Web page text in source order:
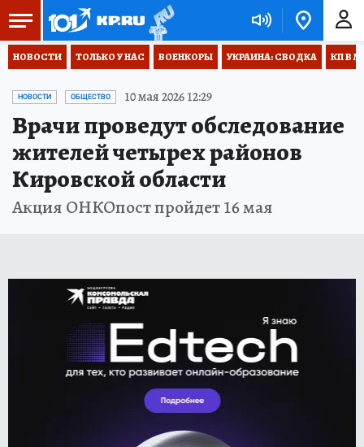
НОВОСТИ ТОЛЬКО У НАС ВОЕНКОРЫ УКРАИНА: СВОДКА КП В
НОВОСТИ ОБЩЕСТВО 10 мая 2026 12:29
Врачи проведут обследование
жителей четырех районов
Кировской области
Акция ОНКОпост пройдет 16 мая